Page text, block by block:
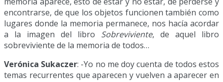
encontrarse, de que los objetos funcionen también como
lugares donde la memoria permanece, nos hacía acordar
a la imagen del libro Sobreviviente, de aquel libro
sobreviviente de la memoria de todos…
Verónica Sukaczer: -Yo no me doy cuenta de todos estos
temas recurrentes que aparecen y vuelven a aparecer en